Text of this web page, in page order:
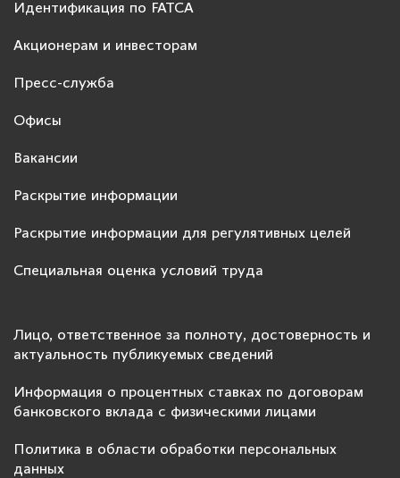
Идентификация по FATCA
Акционерам и инвесторам
Пресс-служба
Офисы
Вакансии
Раскрытие информации
Раскрытие информации для регулятивных целей
Специальная оценка условий труда
Лицо, ответственное за полноту, достоверность и
актуальность публикуемых сведений
Информация о процентных ставках по договорам
банковского вклада с физическими лицами
Политика в области обработки персональных
данных